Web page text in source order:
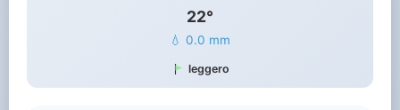
22°
💧 0.0 mm
leggero